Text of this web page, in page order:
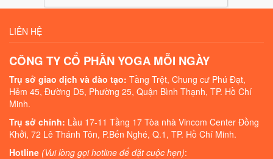
LIÊN HỆ
CÔNG TY CỔ PHẦN YOGA MỖI NGÀY
Trụ sở giao dịch và đào tạo: Tầng Trệt, Chung cư Phú Đạt,
Hẻm 45, Đường D5, Phường 25, Quận Bình Thạnh, TP. Hồ Chí
Minh.
Trụ sở chính: Lầu 17-11 Tầng 17 Tòa nhà Vincom Center Đồng
Khởi, 72 Lê Thánh Tôn, P.Bến Nghé, Q.1, TP. Hồ Chí Minh.
Hotline (Vui lòng gọi hotline để đặt cuộc hẹn):